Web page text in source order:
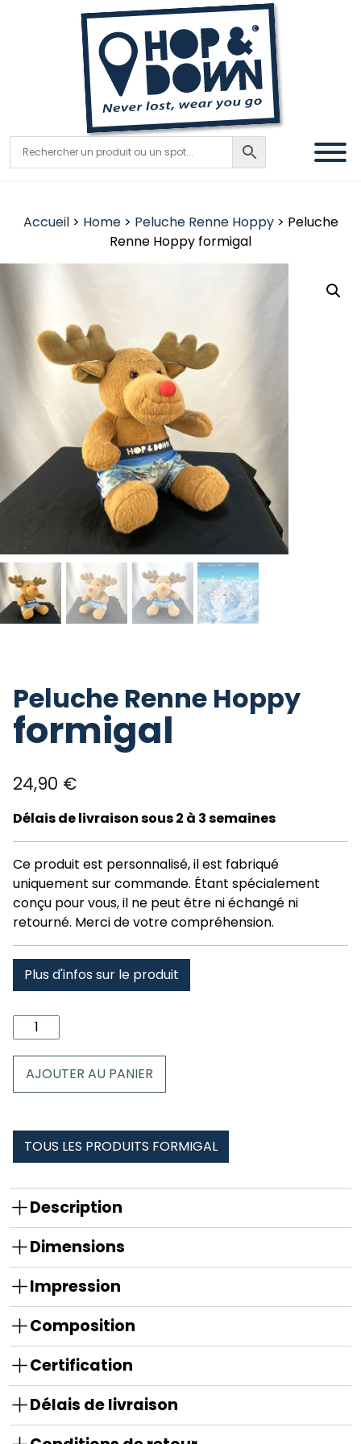
Accueil> Home> Peluche Renne Hoppy> Peluche
Renne Hoppy formigal
Peluche Renne Hoppy
formigal
24,90 €
Délais de livraison sous 2 à 3 semaines
Ce produit est personnalisé, il est fabriqué
uniquement sur commande. Étant spécialement
conçu pour vous, il ne peut être ni échangé ni
retourné. Merci de votre compréhension.
Plus d'infos sur le produit
quantité
de
Peluche
Renne
AJOUTER AU PANIER
TOUS LES PRODUITS FORMIGAL
Description
Dimensions
Impression
Composition
Certification
Délais de livraison